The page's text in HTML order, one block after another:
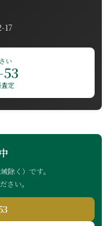
17
い
定
除く）です。
さい。